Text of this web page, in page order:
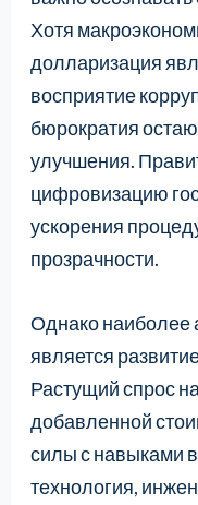
Хотя
долларизация
восприятие
бюрократия
улучшения.
цифровизацию
ускорения
прозрачности.
Однако наиболее
является
Растущий спрос
добавленной
силы с навыками в
технология,